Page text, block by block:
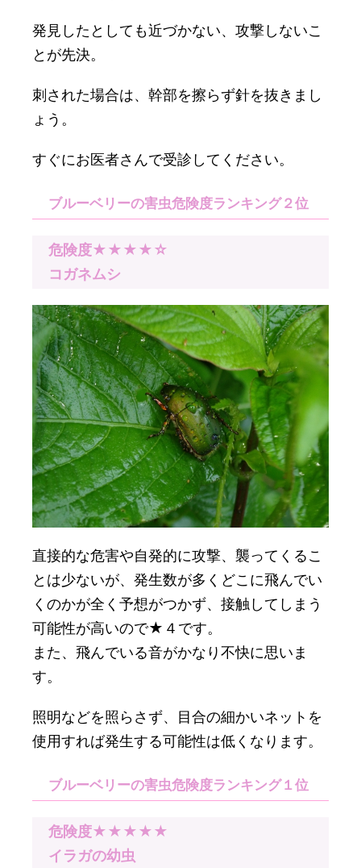
発見したとしても近づかない、攻撃しないこ
とが先決。
刺された場合は、幹部を擦らず針を抜きまし
ょう。
すぐにお医者さんで受診してください。
ブルーベリーの害虫危険度ランキング２位
危険度★★★★☆
コガネムシ
直接的な危害や自発的に攻撃、襲ってくるこ
とは少ないが、発生数が多くどこに飛んでい
くのかが全く予想がつかず、接触してしまう
可能性が高いので★４です。
また、飛んでいる音がかなり不快に思いま
す。
照明などを照らさず、目合の細かいネットを
使用すれば発生する可能性は低くなります。
ブルーベリーの害虫危険度ランキング１位
危険度★★★★★
イラガの幼虫